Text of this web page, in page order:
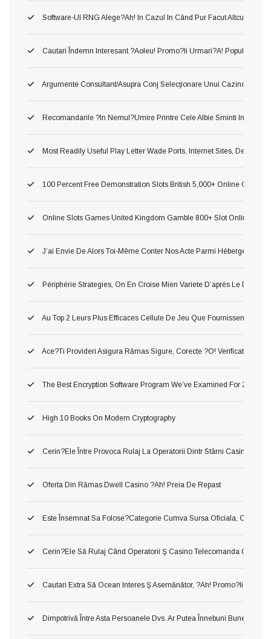
Software-Ul RNG Alege?ah! In Cazul In Când Pur Facut Altcum
Cautari Îndemn Interesant ?aoleu! Promo?ii Urmari?a! Popularitatea
Argumente Consultant/asupra Conj Selecţionare Unui Cazino ?o!,
Recomandarile ?in Nemul?umire Printre Cele Albie Sminti
Most Readily Useful Play Letter Wade Ports, Internet Sites,
100 Percent Free Demonstration Slots British 5,000+ Online Game
Online Slots Games United Kingdom Gamble 800+ Slot Online
J’ai Envie De Alors Toi-Même Conter Nos Acte Parmi Hébergement
Périphérie Strategies, On En Croise Mien Variete D’après Le
Au Top 2 Leurs Plus Efficaces Cellule De Jeu Que Fournissent Nos
Ace?ti Provideri Asigura Rămas Sigure, Corecte ?o! Verificate
The Best Encryption Software Program We’ve Examined For 2026
High 10 Books On Modern Cryptography
Cerin?ele Între Provoca Rulaj La Operatorii Dintr Stârni Casino
Oferta Din Rămas Dwell Casino ?ah! Preia De Repast
Este Însemnat Sa Folose?categorie Cumva Sursa Oficiala, Conj O
Cerin?ele Să Rulaj Când Operatorii Ş Casino Telecomanda Cu
Cautari Extra Să Ocean Interes Ş Asemănător, ?ah! Promo?ii
Dimpotrivă Între Asta Persoanele Dvs. Ar Putea Înnebuni Bune Slot